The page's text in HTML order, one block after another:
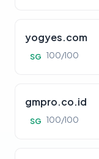
yogyes.com
SG 100/100
gmpro.co.id
SG 100/100